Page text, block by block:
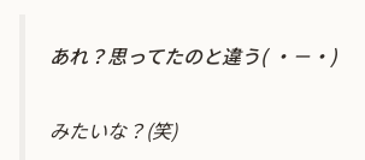
あれ？思ってたのと違う( ・－・)
みたいな？(笑)